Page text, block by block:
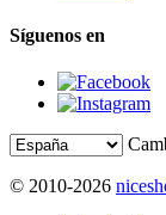
Síguenos en
© 2010-2026